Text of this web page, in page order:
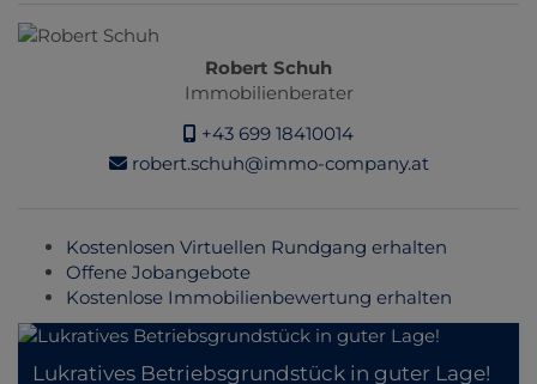
Robert Schuh
Immobilienberater
+43 699 18410014
robert.schuh@immo-company.at
Kostenlosen Virtuellen Rundgang erhalten
Offene Jobangebote
Kostenlose Immobilienbewertung erhalten
Lukratives Betriebsgrundstück in guter Lage!